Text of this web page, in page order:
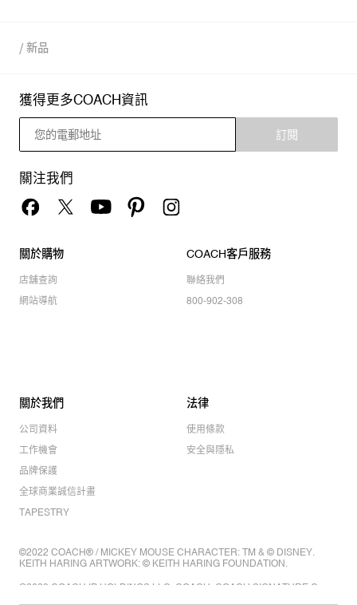
/ 新品
獲得更多COACH資訊
訂閱
關注我們
關於購物
店舖查詢
網站導航
COACH客戶服務
聯絡我們
800-902-308
關於我們
公司資料
工作機會
品牌保護
全球商業誠信計畫
TAPESTRY
法律
使用條款
安全與隱私
©2022 COACH® / MICKEY MOUSE CHARACTER: TM & © DISNEY.
KEITH HARING ARTWORK: © KEITH HARING FOUNDATION.
©2022 COACH IP HOLDINGS LLC. COACH, COACH SIGNATURE C